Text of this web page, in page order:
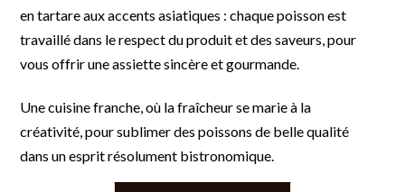
en tartare aux accents asiatiques : chaque poisson est
travaillé dans le respect du produit et des saveurs, pour
vous offrir une assiette sincère et gourmande.
Une cuisine franche, où la fraîcheur se marie à la
créativité, pour sublimer des poissons de belle qualité
dans un esprit résolument bistronomique.